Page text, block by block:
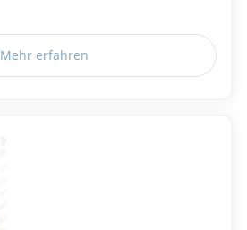
Mehr erfahren